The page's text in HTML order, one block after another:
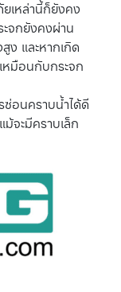
เหล่านี้ก็ยังคง
จกยังคงผ่าน
ง และหากเกิด
หมือนกับกระจก
อนคราบน้ำได้ดี
จะมีคราบเล็ก